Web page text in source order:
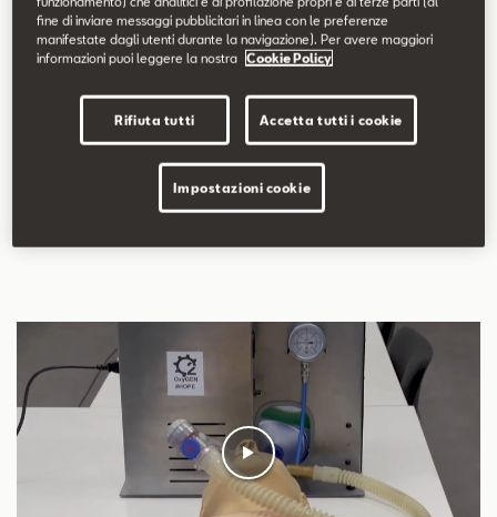
di una potente forza motrice: la solidarietà.“La motivazione di
tutti coloro che hanno partecipato a questo progetto è che
attrezzature che salveranno vite”, spiega Nicolás Mora
(Porduzione SEAT a Martorell).
fine di inviare messaggi pubblicitari in linea con le preferenze
manifestate dagli utenti durante la navigazione). Per avere maggiori
informazioni puoi leggere la nostra
Cookie Policy
Rifiuta tutti Accetta tutti i cookie
Impostazioni cookie